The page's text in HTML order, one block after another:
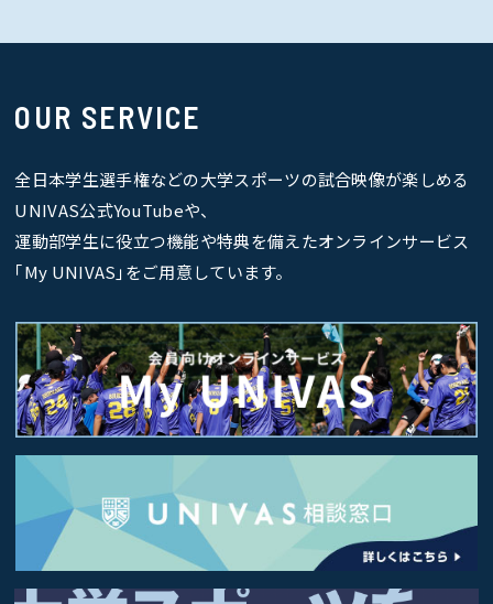
OUR SERVICE
全日本学生選手権などの大学スポーツの試合映像が楽しめる
UNIVAS公式YouTubeや、
運動部学生に役立つ機能や特典を備えたオンラインサービス
｢My UNIVAS｣をご用意しています。